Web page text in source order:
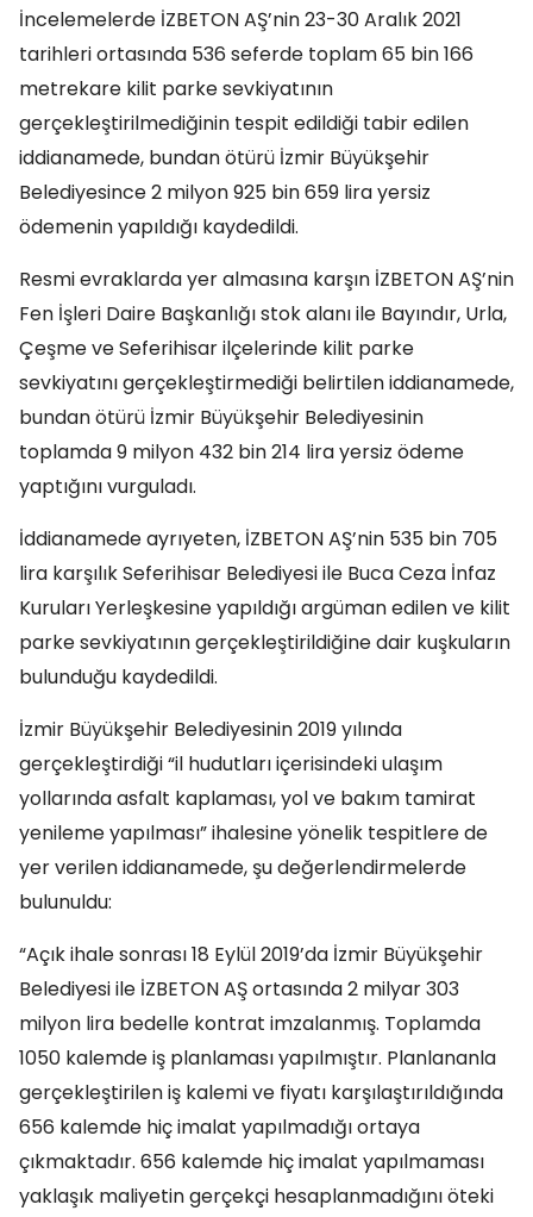
İncelemelerde İZBETON AŞ’nin 23-30 Aralık 2021
tarihleri ortasında 536 seferde toplam 65 bin 166
metrekare kilit parke sevkiyatının
gerçekleştirilmediğinin tespit edildiği tabir edilen
iddianamede, bundan ötürü İzmir Büyükşehir
Belediyesince 2 milyon 925 bin 659 lira yersiz
ödemenin yapıldığı kaydedildi.
Resmi evraklarda yer almasına karşın İZBETON AŞ’nin
Fen İşleri Daire Başkanlığı stok alanı ile Bayındır, Urla,
Çeşme ve Seferihisar ilçelerinde kilit parke
sevkiyatını gerçekleştirmediği belirtilen iddianamede,
bundan ötürü İzmir Büyükşehir Belediyesinin
toplamda 9 milyon 432 bin 214 lira yersiz ödeme
yaptığını vurguladı.
İddianamede ayrıyeten, İZBETON AŞ’nin 535 bin 705
lira karşılık Seferihisar Belediyesi ile Buca Ceza İnfaz
Kuruları Yerleşkesine yapıldığı argüman edilen ve kilit
parke sevkiyatının gerçekleştirildiğine dair kuşkuların
bulunduğu kaydedildi.
İzmir Büyükşehir Belediyesinin 2019 yılında
gerçekleştirdiği “il hudutları içerisindeki ulaşım
yollarında asfalt kaplaması, yol ve bakım tamirat
yenileme yapılması” ihalesine yönelik tespitlere de
yer verilen iddianamede, şu değerlendirmelerde
bulunuldu:
“Açık ihale sonrası 18 Eylül 2019’da İzmir Büyükşehir
Belediyesi ile İZBETON AŞ ortasında 2 milyar 303
milyon lira bedelle kontrat imzalanmış. Toplamda
1050 kalemde iş planlaması yapılmıştır. Planlananla
gerçekleştirilen iş kalemi ve fiyatı karşılaştırıldığında
656 kalemde hiç imalat yapılmadığı ortaya
çıkmaktadır. 656 kalemde hiç imalat yapılmaması
yaklaşık maliyetin gerçekçi hesaplanmadığını öteki